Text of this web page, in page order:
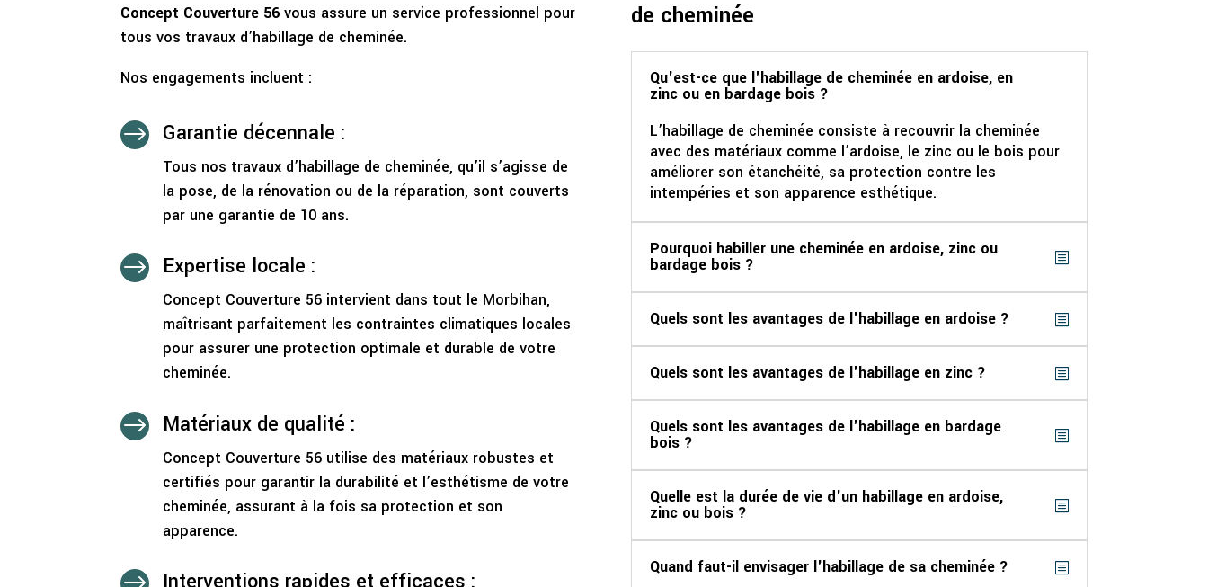
Concept Couverture 56 vous assure un service professionnel pour
tous vos travaux d’habillage de cheminée.
Nos engagements incluent :
$ Garantie décennale :
Tous nos travaux d’habillage de cheminée, qu’il s’agisse de
la pose, de la rénovation ou de la réparation, sont couverts
par une garantie de 10 ans.
$ Expertise locale :
Concept Couverture 56 intervient dans tout le Morbihan,
maîtrisant parfaitement les contraintes climatiques locales
pour assurer une protection optimale et durable de votre
cheminée.
$ Matériaux de qualité :
Concept Couverture 56 utilise des matériaux robustes et
certifiés pour garantir la durabilité et l’esthétisme de votre
cheminée, assurant à la fois sa protection et son
apparence.
de cheminée
Qu'est-ce que l'habillage de cheminée en ardoise, en
zinc ou en bardage bois ?
L’habillage de cheminée consiste à recouvrir la cheminée
avec des matériaux comme l’ardoise, le zinc ou le bois pour
améliorer son étanchéité, sa protection contre les
intempéries et son apparence esthétique.
Pourquoi habiller une cheminée en ardoise, zinc ou
bardage bois ?
Quels sont les avantages de l'habillage en ardoise ?
Quels sont les avantages de l'habillage en zinc ?
Quels sont les avantages de l'habillage en bardage
bois ?
Quelle est la durée de vie d'un habillage en ardoise,
zinc ou bois ?
Quand faut-il envisager l'habillage de sa cheminée ?